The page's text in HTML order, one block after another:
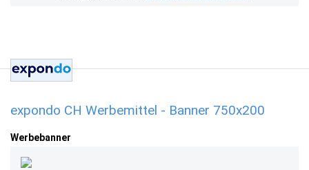
expondo CH Werbemittel - Banner 750x200
Werbebanner